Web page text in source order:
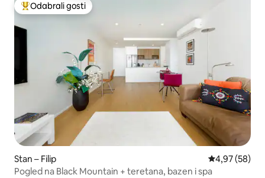
Među najviše rangiranima s oznakom „Odabrali gosti”
Odabrali gosti
Stan – Filip Prosječna
4,97 (58)
Pogled na Black Mountain + teretana, bazen i spa